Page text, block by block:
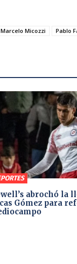
Marcelo Micozzi Pablo
abrochó la
Gómez para